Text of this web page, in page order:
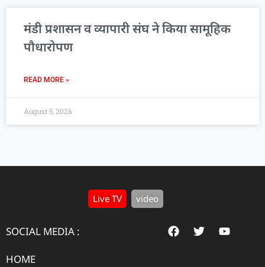
मंडी प्रशासन व व्यापारी संघ ने किया सामूहिक
पौधारोपण
READ MORE »
August 5, 2026
Live TV video
SOCIAL MEDIA :
HOME